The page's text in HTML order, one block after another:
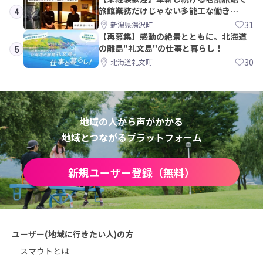
4
旅館業務だけじゃない多能工な働き
方。 株式会社いせん
新潟県湯沢町 31
5
【再募集】感動の絶景とともに。北海道
の離島"礼文島"の仕事と暮らし！
北海道礼文町 30
地域の人から声がかかる
地域とつながるプラットフォーム
新規ユーザー登録（無料）
ユーザー(地域に行きたい人)の方
スマウトとは